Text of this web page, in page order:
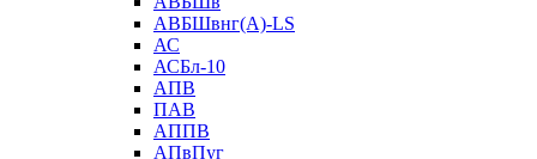
АВБШвнг(А)-LS
АС
АСБл-10
АПВ
ПАВ
АППВ
АПвПуг